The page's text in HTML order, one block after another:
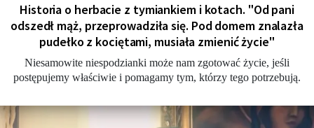
Historia o herbacie z tymiankiem i kotach. "Od pani
odszedł mąż, przeprowadziła się. Pod domem znalazła
pudełko z kociętami, musiała zmienić życie"
Niesamowite niespodzianki może nam zgotować życie, jeśli
postępujemy właściwie i pomagamy tym, którzy tego potrzebują.